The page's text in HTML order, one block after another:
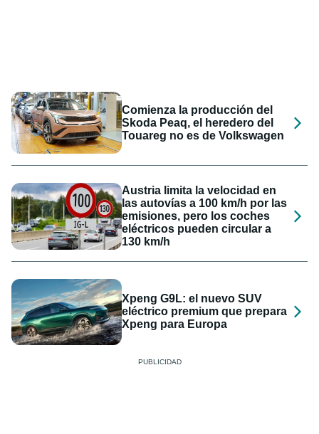
Comienza la producción del
Skoda Peaq, el heredero del
Touareg no es de Volkswagen
Austria limita la velocidad en
las autovías a 100 km/h por las
emisiones, pero los coches
eléctricos pueden circular a
130 km/h
Xpeng G9L: el nuevo SUV
eléctrico premium que prepara
Xpeng para Europa